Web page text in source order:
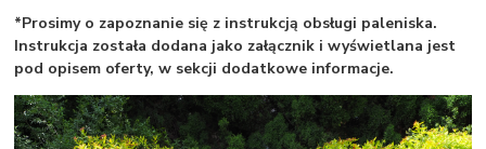
*Prosimy o zapoznanie się z instrukcją obsługi paleniska.
Instrukcja została dodana jako załącznik i wyświetlana jest
pod opisem oferty, w sekcji dodatkowe informacje.